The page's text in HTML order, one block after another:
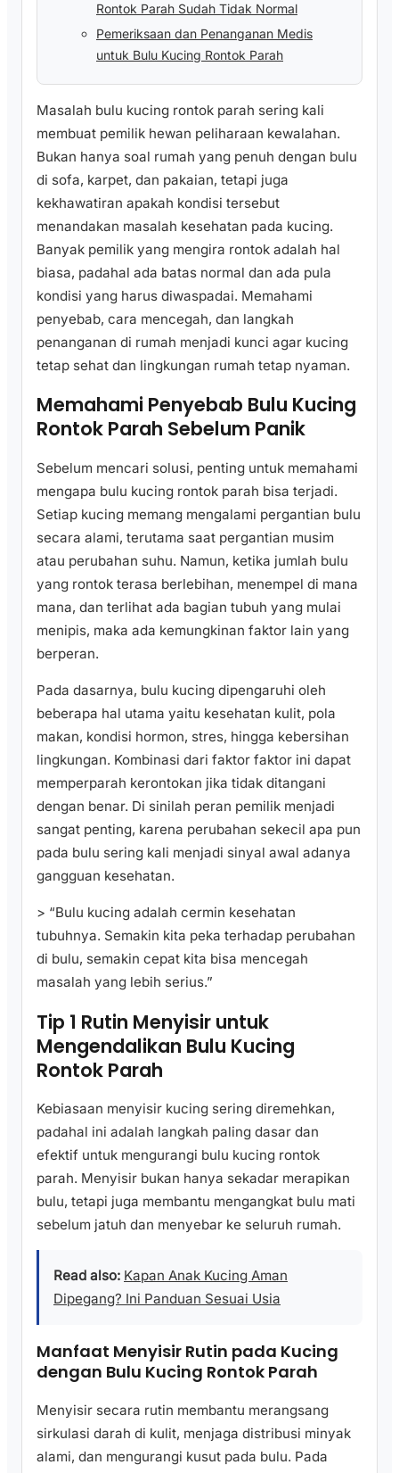
Rontok Parah Sudah Tidak Normal
Pemeriksaan dan Penanganan Medis
untuk Bulu Kucing Rontok Parah
Masalah bulu kucing rontok parah sering kali
membuat pemilik hewan peliharaan kewalahan.
Bukan hanya soal rumah yang penuh dengan bulu
di sofa, karpet, dan pakaian, tetapi juga
kekhawatiran apakah kondisi tersebut
menandakan masalah kesehatan pada kucing.
Banyak pemilik yang mengira rontok adalah hal
biasa, padahal ada batas normal dan ada pula
kondisi yang harus diwaspadai. Memahami
penyebab, cara mencegah, dan langkah
penanganan di rumah menjadi kunci agar kucing
tetap sehat dan lingkungan rumah tetap nyaman.
Memahami Penyebab Bulu Kucing
Rontok Parah Sebelum Panik
Sebelum mencari solusi, penting untuk memahami
mengapa bulu kucing rontok parah bisa terjadi.
Setiap kucing memang mengalami pergantian bulu
secara alami, terutama saat pergantian musim
atau perubahan suhu. Namun, ketika jumlah bulu
yang rontok terasa berlebihan, menempel di mana
mana, dan terlihat ada bagian tubuh yang mulai
menipis, maka ada kemungkinan faktor lain yang
berperan.
Pada dasarnya, bulu kucing dipengaruhi oleh
beberapa hal utama yaitu kesehatan kulit, pola
makan, kondisi hormon, stres, hingga kebersihan
lingkungan. Kombinasi dari faktor faktor ini dapat
memperparah kerontokan jika tidak ditangani
dengan benar. Di sinilah peran pemilik menjadi
sangat penting, karena perubahan sekecil apa pun
pada bulu sering kali menjadi sinyal awal adanya
gangguan kesehatan.
> “Bulu kucing adalah cermin kesehatan
tubuhnya. Semakin kita peka terhadap perubahan
di bulu, semakin cepat kita bisa mencegah
masalah yang lebih serius.”
Tip 1 Rutin Menyisir untuk
Mengendalikan Bulu Kucing
Rontok Parah
Kebiasaan menyisir kucing sering diremehkan,
padahal ini adalah langkah paling dasar dan
efektif untuk mengurangi bulu kucing rontok
parah. Menyisir bukan hanya sekadar merapikan
bulu, tetapi juga membantu mengangkat bulu mati
sebelum jatuh dan menyebar ke seluruh rumah.
Read also: Kapan Anak Kucing Aman
Dipegang? Ini Panduan Sesuai Usia
Manfaat Menyisir Rutin pada Kucing
dengan Bulu Kucing Rontok Parah
Menyisir secara rutin membantu merangsang
sirkulasi darah di kulit, menjaga distribusi minyak
alami, dan mengurangi kusut pada bulu. Pada